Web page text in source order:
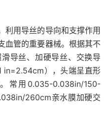
利用导丝的导向和支撑作用
血管的重要器械。根据其不
导丝、加硬导丝、交换导
in=2.54cm），头端呈直形
常用0.035-0.038in/150-
260cm亲水膜加硬交